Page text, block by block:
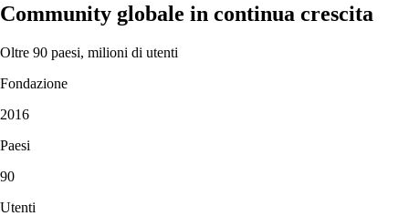
Community globale in continua crescita
Oltre 90 paesi, milioni di utenti
Fondazione
2016
Paesi
90
Utenti